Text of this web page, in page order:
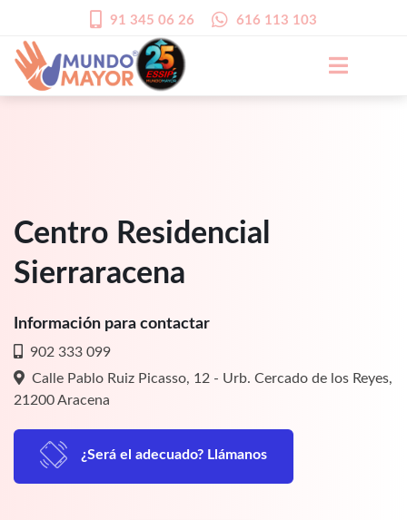
91 345 06 26 616 113 103
Centro Residencial
Sierraracena
Información para contactar
902 333 099
Calle Pablo Ruiz Picasso, 12 - Urb. Cercado de los Reyes,
21200 Aracena
¿Será el adecuado? Llámanos